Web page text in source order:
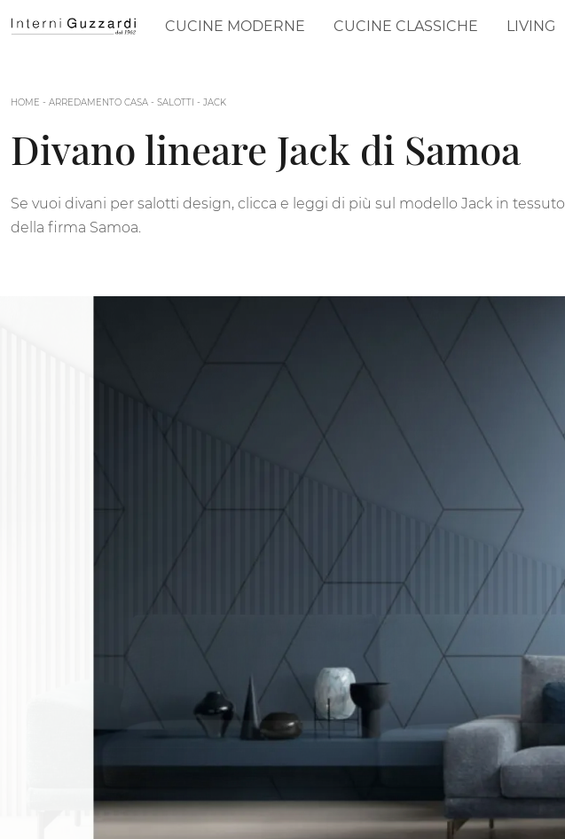
CUCINE MODERNE CUCINE CLASSICHE LIVING
HOME - ARREDAMENTO CASA - SALOTTI - JACK
Divano lineare Jack di Samoa
Se vuoi divani per salotti design, clicca e leggi di più sul modello Jack in tessuto
della firma Samoa.